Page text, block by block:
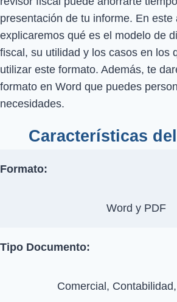
presentación de tu informe. En este
explicaremos qué es el modelo de
fiscal, su utilidad y los casos en los
utilizar este formato. Además, te
formato en Word que puedes
necesidades.
Características
Formato:
Word y PDF
Tipo Documento:
Comercial,